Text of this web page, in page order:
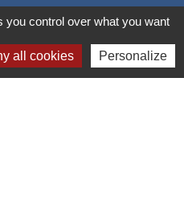
control over what you want
all cookies Personalize